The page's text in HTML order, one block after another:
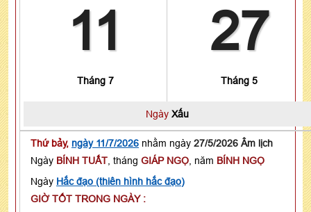
11
Tháng 7
27
Tháng 5
Ngày Xấu
Thứ bảy, ngày 11/7/2026 nhằm ngày 27/5/2026 Âm lịch
Ngày BÍNH TUẤT , tháng GIÁP NGỌ , năm BÍNH NGỌ
Ngày Hắc đạo (thiên hình hắc đạo)
GIỜ TỐT TRONG NGÀY :